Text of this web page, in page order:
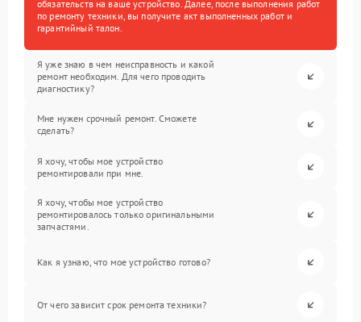
обязательств на ваше устройство. Далее, после выполнения работ
по ремонту техники, вы получите акт выполненных работ и
гарантийный талон.
Я уже знаю в чем неисправность и какой
ремонт необходим. Для чего проводить
диагностику?
Мне нужен срочный ремонт. Сможете
сделать?
Я хочу, чтобы мое устройство
ремонтировали при мне.
Я хочу, чтобы мое устройство
ремонтировалось только оригинальными
запчастями.
Как я узнаю, что мое устройство готово?
От чего зависит срок ремонта техники?